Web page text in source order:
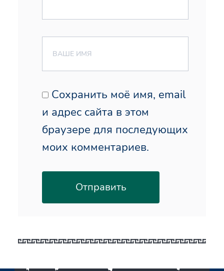
Сохранить моё имя, email
и адрес сайта в этом
браузере для последующих
моих комментариев.